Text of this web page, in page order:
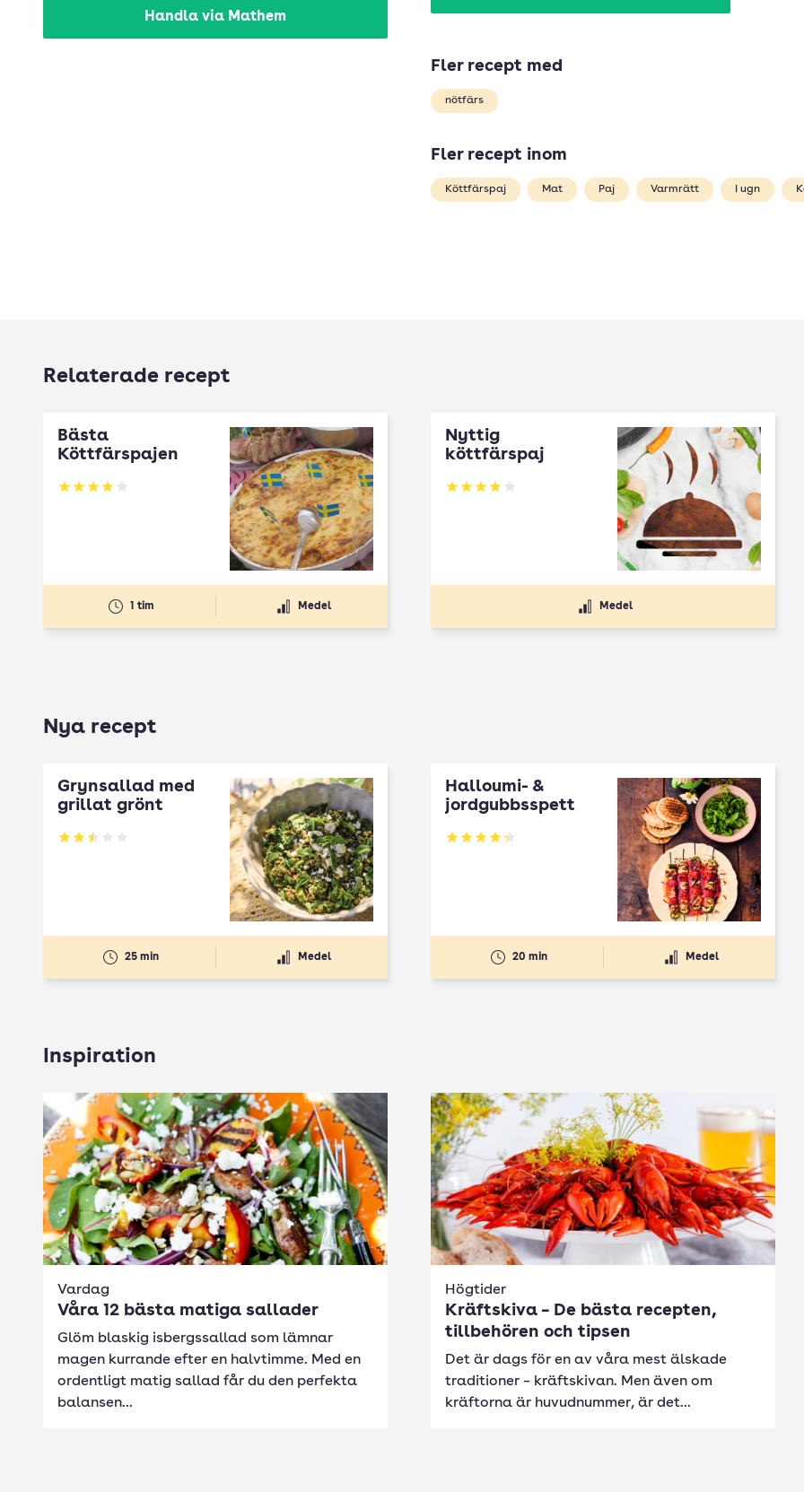
Handla via Mathem
Fler recept med
nötfärs
Fler recept inom
Köttfärspaj Mat Paj Varmrätt I ugn
Relaterade recept
Bästa
Köttfärspajen
Betyg: 3.89 av 5
1 tim Medel
Nyttig
köttfärspaj
Betyg: 3.86 av 5
Medel
Nya recept
Grynsallad med
grillat grönt
Betyg: 2.5 av 5
25 min Medel
Halloumi- &
jordgubbsspett
Betyg: 4.3 av 5
20 min Medel
Inspiration
Vardag
Våra 12 bästa matiga sallader
Glöm blaskig isbergssallad som lämnar
magen kurrande efter en halvtimme. Med en
ordentligt matig sallad får du den perfekta
balansen...
Högtider
Kräftskiva – De bästa recepten,
tillbehören och tipsen
Det är dags för en av våra mest älskade
traditioner – kräftskivan. Men även om
kräftorna är huvudnummer, är det...